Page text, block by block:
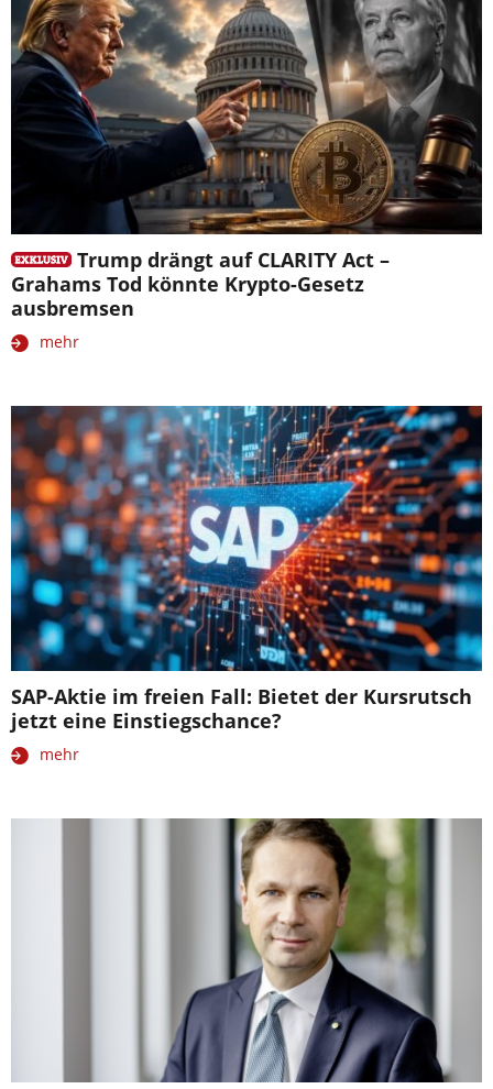
Trump drängt auf CLARITY Act –
Grahams Tod könnte Krypto-Gesetz
ausbremsen
mehr
SAP-Aktie im freien Fall: Bietet der Kursrutsch
jetzt eine Einstiegschance?
mehr